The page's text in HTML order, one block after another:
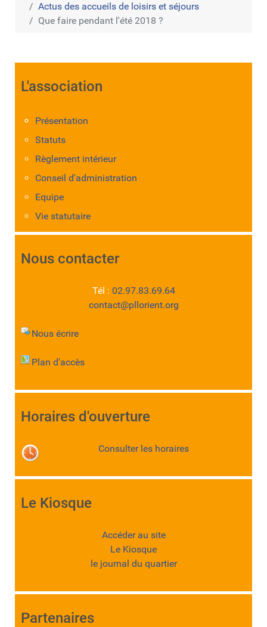
Actus des accueils de loisirs et séjours
Que faire pendant l'été 2018 ?
L'association
Présentation
Statuts
Règlement intérieur
Conseil d'administration
Equipe
Vie statutaire
Nous contacter
Tél : 02.97.83.69.64
contact@pllorient.org
Nous écrire
Plan d'accès
Horaires d'ouverture
Consulter les horaires
Le Kiosque
Accéder au site
Le Kiosque
le journal du quartier
Partenaires